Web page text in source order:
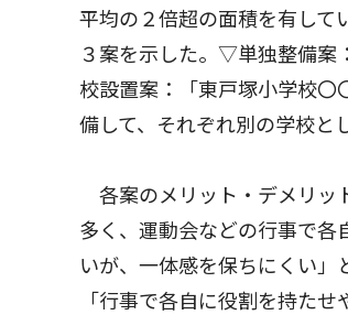
平均の２倍超の面積を有して
３案を示した。▽単独整備案
校設置案：「東戸塚小学校
備して、それぞれ別の学校と
各案のメリット・デメリッ
多く、運動会などの行事で各
いが、一体感を保ちにくい」
「行事で各自に役割を持た